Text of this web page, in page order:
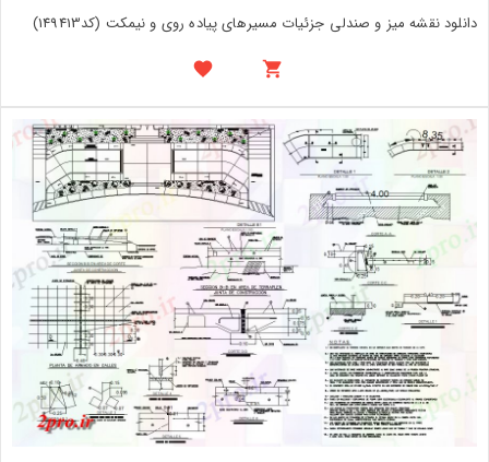
دانلود نقشه میز و صندلی جزئیات مسیرهای پیاده روی و نیمکت (کد149413)